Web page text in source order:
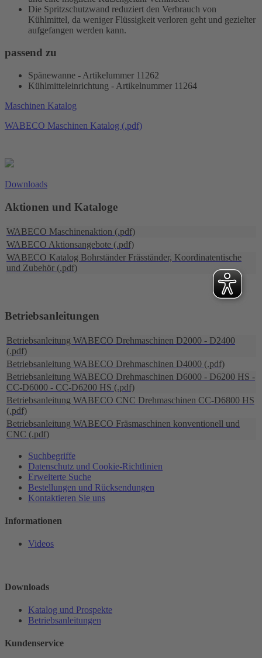
Die Spritzschutzwand reduziert den Verbrauch von
Kühlmittel, da weniger Flüssigkeit verloren geht und gezielter
aufgefangen werden kann.
passend zu
Spänewanne - Artikelummer 11262
Kühlmitteleinrichtung - Artikelnummer 11264
Maschinen Katalog
WABECO Maschinen Katalog (.pdf)
Downloads
Aktionen und Kataloge
WABECO Maschinenaktion (.pdf)
WABECO Aktionsangebote (.pdf)
WABECO Katalog Bohrständer Fräsständer, Koordinatentische
und Zubehör (.pdf)
Betriebsanleitungen
Betriebsanleitung WABECO Drehmaschinen D2000 - D2400
(.pdf)
Betriebsanleitung WABECO Drehmaschinen D4000 (.pdf)
Betriebsanleitung WABECO Drehmaschinen D6000 - D6200 HS -
CC-D6000 - CC-D6200 HS (.pdf)
Betriebsanleitung WABECO CNC Drehmaschinen CC-D6800 HS
(.pdf)
Betriebsanleitung WABECO Fräsmaschinen konventionell und
CNC (.pdf)
Suchbegriffe
Datenschutz und Cookie-Richtlinien
Erweiterte Suche
Bestellungen und Rücksendungen
Kontaktieren Sie uns
Informationen
Videos
Downloads
Katalog und Prospekte
Betriebsanleitungen
Kundenservice